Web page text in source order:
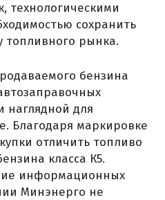
технологическими
сохранить
топливного рынка.
бензина
наглядной для
Благодаря маркировке
отличить топливо
класса К5.
информационных
Минэнерго не